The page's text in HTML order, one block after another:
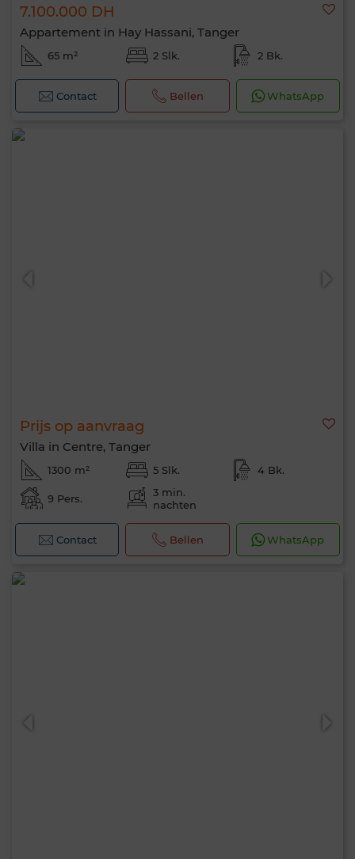
7.100.000 DH
Appartement in Hay Hassani, Tanger
65 m² 2 Slk. 2 Bk.
Contact Bellen WhatsApp
Prijs op aanvraag
Villa in Centre, Tanger
1300 m² 5 Slk. 4 Bk.
9 Pers.
3 min.
nachten
Contact Bellen WhatsApp